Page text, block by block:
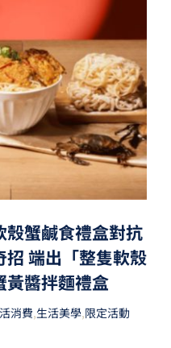
蟹鹹食禮盒對抗
端出「整隻軟殼
黃醬拌麵禮盒
消費,生活美學,限定活動